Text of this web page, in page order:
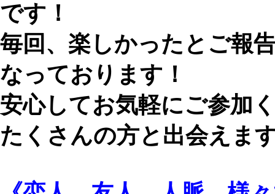
です！
毎回、楽しかったとご報
なっております！
安心してお気軽にご参加
たくさんの方と出会えま